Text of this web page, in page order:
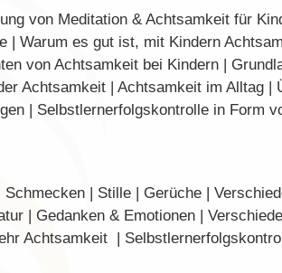
von Meditation & Achtsamkeit für
Warum es gut ist, mit Kindern
von Achtsamkeit bei Kindern |
Achtsamkeit | Achtsamkeit im Alltag |
| Selbstlernerfolgskontrolle in Form
| Stille | Gerüche |
| Gedanken & Emotionen |
Achtsamkeit |